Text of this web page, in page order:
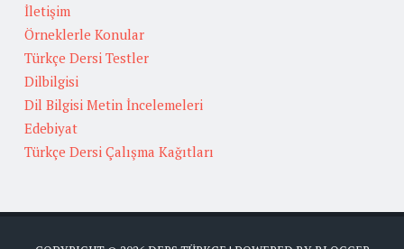
İletişim
Örneklerle Konular
Türkçe Dersi Testler
Dilbilgisi
Dil Bilgisi Metin İncelemeleri
Edebiyat
Türkçe Dersi Çalışma Kağıtları